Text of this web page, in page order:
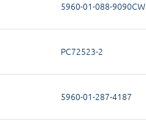
5960-01-088-9090CW
PC72523-2
5960-01-287-4187